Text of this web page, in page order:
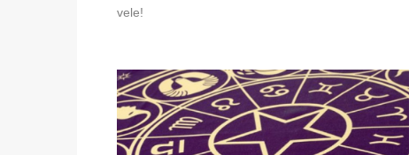
vele!